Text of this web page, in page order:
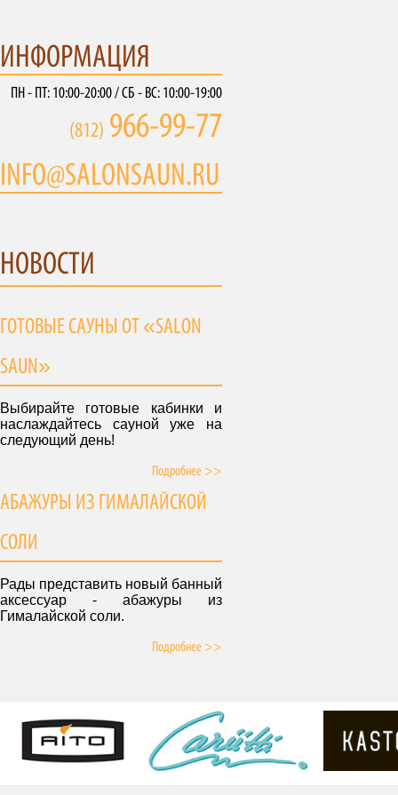
ИНФОРМАЦИЯ
ПН - ПТ: 10:00-20:00 / СБ - ВС: 10:00-19:00
(812) 966-99-77
INFO@SALONSAUN.RU
НОВОСТИ
ГОТОВЫЕ САУНЫ ОТ «SALON
SAUN»
Выбирайте готовые кабинки и
наслаждайтесь сауной уже на
следующий день!
Подробнее >>
АБАЖУРЫ ИЗ ГИМАЛАЙСКОЙ
СОЛИ
Рады представить новый банный
аксессуар - абажуры из
Гималайской соли.
Подробнее >>